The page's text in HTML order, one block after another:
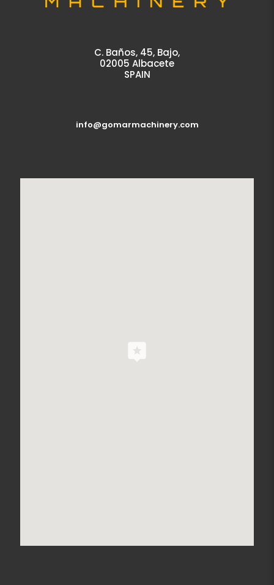
C. Baños, 45, Bajo,
02005 Albacete
SPAIN
info@gomarmachinery.com